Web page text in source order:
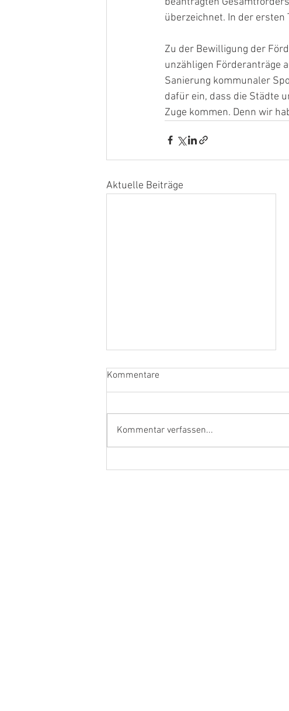
überzeichnet. In der
Zu der Bewilligung der
unzähligen Förderanträge
Sanierung kommunaler
dafür ein, dass die Städte
Zuge kommen. Denn wir
Aktuelle Beiträge
Kommentare
Kommentar verfassen...